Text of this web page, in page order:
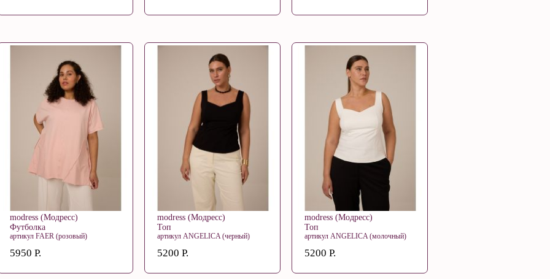
modress (Модресс)
Футболка
артикул FAER (розовый)
5950 Р.
modress (Модресс)
Топ
артикул ANGELICA (черный)
5200 Р.
modress (Модресс)
Топ
артикул ANGELICA (молочный)
5200 Р.